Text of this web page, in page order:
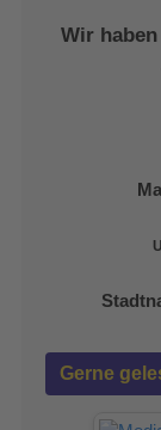
Wir
Gerne